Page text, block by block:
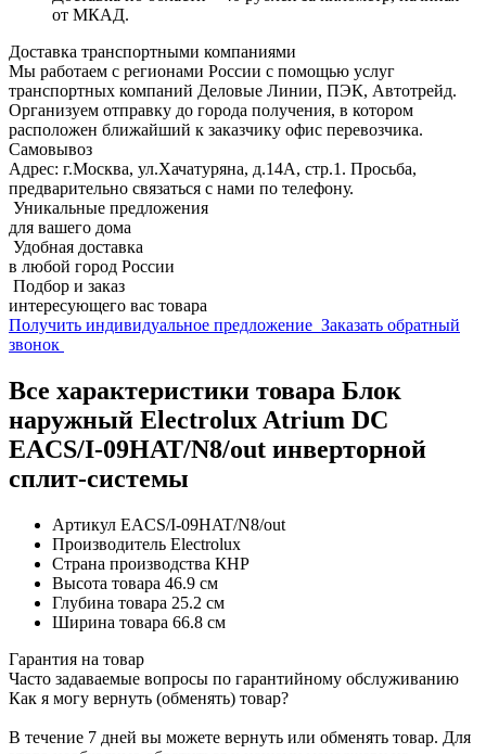
от МКАД.
Доставка транспортными компаниями
Мы работаем с регионами России с помощью услуг
транспортных компаний Деловые Линии, ПЭК, Автотрейд.
Организуем отправку до города получения, в котором
расположен ближайший к заказчику офис перевозчика.
Самовывоз
Адрес: г.Москва, ул.Хачатуряна, д.14А, стр.1. Просьба,
предварительно связаться с нами по телефону.
Уникальные предложения
для вашего дома
Удобная доставка
в любой город России
Подбор и заказ
интересующего вас товара
Получить индивидуальное предложение Заказать обратный
звонок
Все характеристики товара Блок
наружный Electrolux Atrium DC
EACS/I-09HAT/N8/out инверторной
сплит-системы
Артикул EACS/I-09HAT/N8/out
Производитель Electrolux
Страна производства КНР
Высота товара 46.9 см
Глубина товара 25.2 см
Ширина товара 66.8 см
Гарантия на товар
Часто задаваемые вопросы по гарантийному обслуживанию
Как я могу вернуть (обменять) товар?
В течение 7 дней вы можете вернуть или обменять товар. Для